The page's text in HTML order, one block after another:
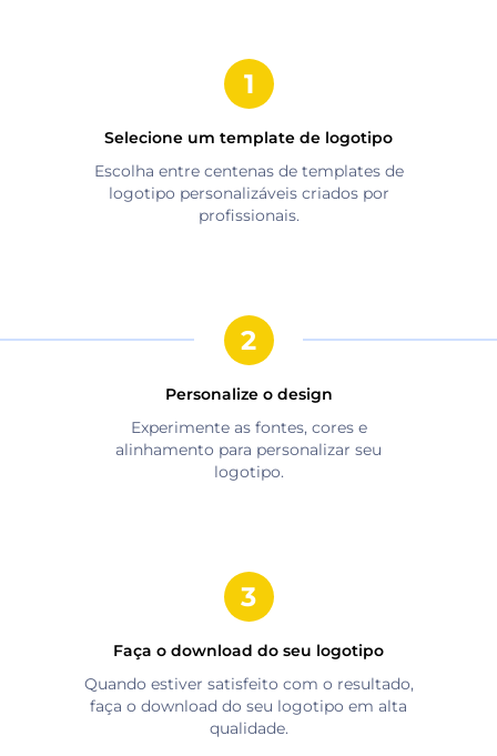
Selecione um template de logotipo
Escolha entre centenas de templates de
logotipo personalizáveis criados por
profissionais.
Personalize o design
Experimente as fontes, cores e
alinhamento para personalizar seu
logotipo.
Faça o download do seu logotipo
Quando estiver satisfeito com o resultado,
faça o download do seu logotipo em alta
qualidade.